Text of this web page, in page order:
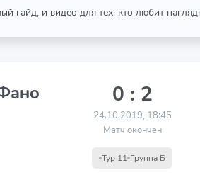
гайд, и видео для тех, кто любит
0 : 2
24.10.2019, 18:45
Матч окончен
Тур 11 Группа Б